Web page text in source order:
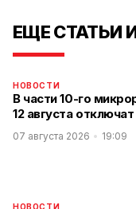
ЕЩЕ СТАТЬИ
НОВОСТИ
В части 10-го
12 августа
07 августа 2026 19:09
НОВОСТИ